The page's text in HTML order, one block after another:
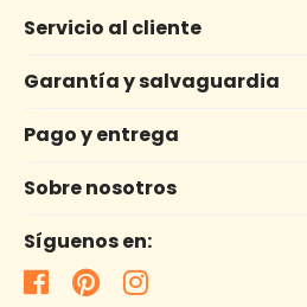
Servicio al cliente
Garantía y salvaguardia
Pago y entrega
Sobre nosotros
Síguenos en: